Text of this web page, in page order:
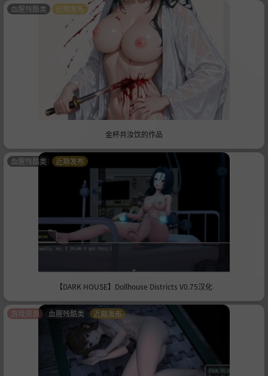
金杯共汝饮的作品
血腥残酷类 近期发布
【DARK HOUSE】Dollhouse Districts V0.75汉化
血腥残酷类 近期发布
游戏资源 血腥残酷类 近期发布